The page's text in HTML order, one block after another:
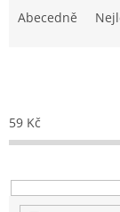
p
r
o
u
Abecedně
59 Kč